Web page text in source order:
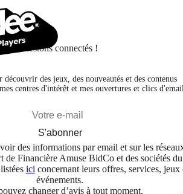
Restons connectés !
découvrir des jeux, des nouveautés et des contenus
centres d'intérêt et mes ouvertures et clics
S'abonner
des informations par email et sur les
de Financière Amuse BidCo et des sociétés du
ici concernant leurs offres, services, jeux
événements.
changer d’avis à tout moment.